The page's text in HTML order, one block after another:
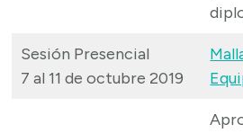
Sesión Presencial
7 al 11 de octubre 2019